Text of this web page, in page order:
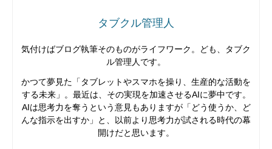
タブクル管理人
気付けばブログ執筆そのものがライフワーク。ども、タブク
ル管理人です。
かつて夢見た「タブレットやスマホを操り、生産的な活動を
する未来」。最近は、その実現を加速させるAIに夢中です。
AIは思考力を奪うという意見もありますが「どう使うか、ど
んな指示を出すか」と、以前より思考力が試される時代の幕
開けだと思います。